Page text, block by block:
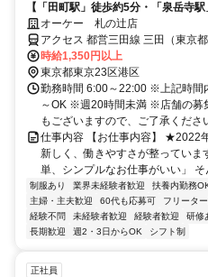
【「田町駅」徒歩約5分・「泉岳寺
して働こう！／接客がニガテでも安
オーケー 札の辻店
アクセス 都営三田線 三田（東京
田（東京都）A4口徒歩約3分、Ｊ
(西口)徒歩約5分 各線「田町駅」
時給1,350円以上
東京都東京23区港区
勤務時間 6:00～22:00 ※上記時
～OK ※週20時間未満 ※店舗の募
もございますので、ご了承くだ
仕事内容 【お仕事内容】 ★2022
新しく、働きやすさが整っていま
単、シンプルなお仕事がいい」
制服あり 業界未経験者歓迎 扶養内勤務
主婦・主夫歓迎
60代も応募可 フリータ
経験不問
未経験者歓迎 経験者歓迎 研修
長期歓迎
週2・3日からOK シフト制
正社員